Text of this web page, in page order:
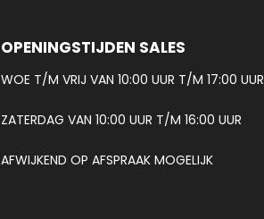
OPENINGSTIJDEN SALES
WOE T/M VRIJ VAN 10:00 UUR T/M 17:00 UUR
ZATERDAG VAN 10:00 UUR T/M 16:00 UUR
AFWIJKEND OP AFSPRAAK MOGELIJK